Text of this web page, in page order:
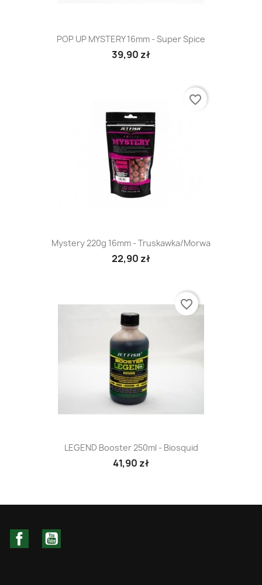
POP UP MYSTERY 16mm - Super Spice
39,90 zł
Mystery 220g 16mm - Truskawka/Morwa
22,90 zł
favorite_border
LEGEND Booster 250ml - Biosquid
41,90 zł
favorite_border
Facebook